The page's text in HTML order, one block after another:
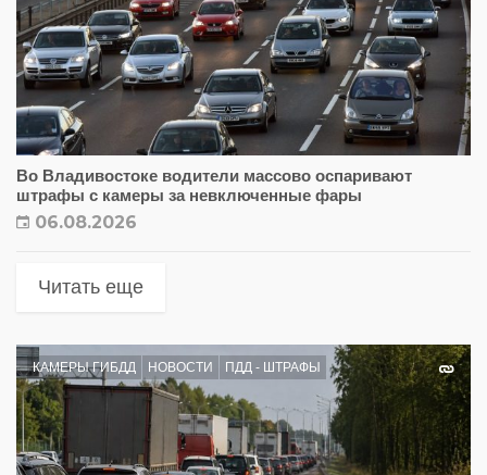
Во Владивостоке водители массово оспаривают
штрафы с камеры за невключенные фары
06.08.2026
Читать еще
КАМЕРЫ ГИБДД НОВОСТИ ПДД - ШТРАФЫ